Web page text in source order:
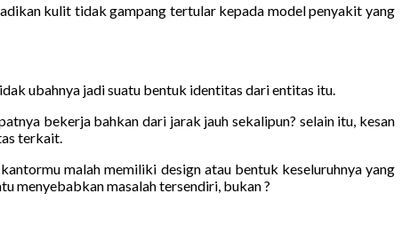
kulit tidak gampang tertular kepada model penyakit yang
ubahnya jadi suatu bentuk identitas dari entitas itu.
bekerja bahkan dari jarak jauh sekalipun? selain itu, kesan
terkait.
malah memiliki design atau bentuk keseluruhnya yang
menyebabkan masalah tersendiri, bukan ?